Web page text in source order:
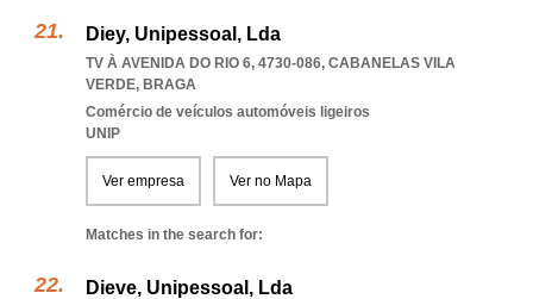
Diey, Unipessoal, Lda
TV À AVENIDA DO RIO 6, 4730-086, CABANELAS VILA
VERDE, BRAGA
Comércio de veículos automóveis ligeiros
UNIP
Ver empresa Ver no Mapa
Matches in the search for:
Dieve, Unipessoal, Lda